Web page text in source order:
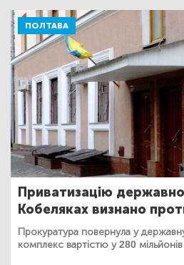
ПОЛТАВА
Приватизацію
Кобеляках визнано
Прокуратура повернула у
комплекс вартістю у 280